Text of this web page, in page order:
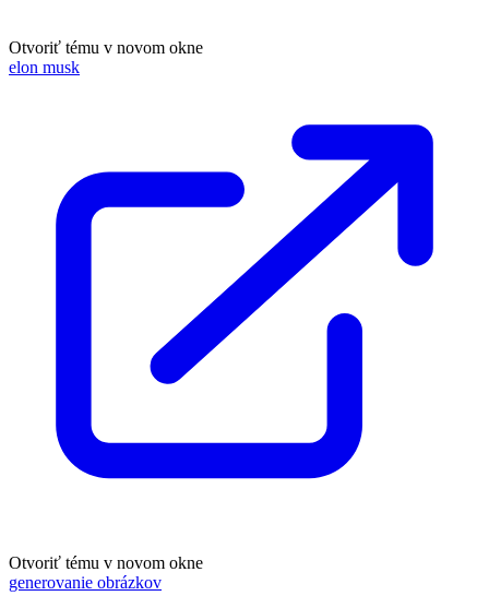
Otvoriť tému v novom okne
elon musk
Otvoriť tému v novom okne
generovanie obrázkov